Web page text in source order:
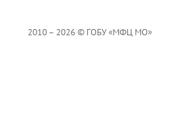
2010 – 2026 © ГОБУ «МФЦ МО»